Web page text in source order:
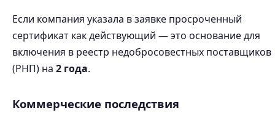
Если компания указала в заявке просроченный
сертификат как действующий — это основание для
включения в реестр недобросовестных поставщиков
(РНП) на 2 года.
Коммерческие последствия